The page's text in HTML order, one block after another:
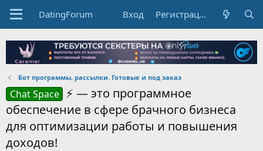
DatingForum Вход Регистрация
Бот программы, рассылки. Готовые и под заказ
Chat Space ⚡️ — это программное
обеспечение в сфере брачного бизнеса
для оптимизации работы и повышения
доходов!